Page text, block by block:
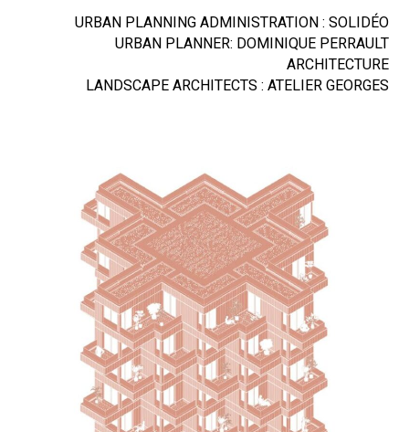
URBAN PLANNING ADMINISTRATION : SOLIDÉO
URBAN PLANNER: DOMINIQUE PERRAULT
ARCHITECTURE
LANDSCAPE ARCHITECTS : ATELIER GEORGES